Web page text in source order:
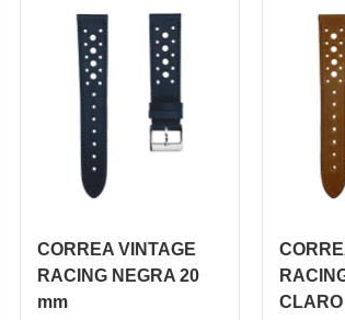
CORREA VINTAGE
RACING NEGRA 20
mm